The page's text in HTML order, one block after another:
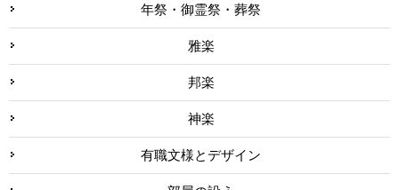
年祭・御霊祭・葬祭
雅楽
邦楽
神楽
有職文様とデザイン